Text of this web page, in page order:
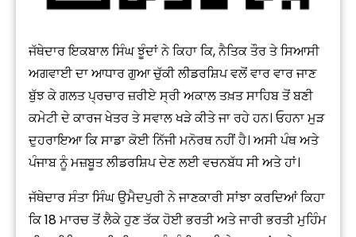
ਜੱਥੇਦਾਰ ਇਕਬਾਲ ਸਿੰਘ ਝੂੰਦਾਂ ਨੇ ਕਿਹਾ ਕਿ, ਨੈਤਿਕ ਤੌਰ ਤੇ ਸਿਆਸੀ
ਅਗਵਾਈ ਦਾ ਆਧਾਰ ਗੁਆ ਚੁੱਕੀ ਲੀਡਰਸ਼ਿਪ ਵਲੋਂ ਵਾਰ ਵਾਰ ਜਾਣ
ਬੁੱਝ ਕੇ ਗਲਤ ਪ੍ਰਚਾਰ ਜ਼ਰੀਏ ਸ੍ਰੀ ਅਕਾਲ ਤਖ਼ਤ ਸਾਹਿਬ ਤੋਂ ਬਣੀ
ਕਮੇਟੀ ਦੇ ਕਾਰਜ ਖੇਤਰ ਤੇ ਸਵਾਲ ਖੜੇ ਕੀਤੇ ਜਾ ਰਹੇ ਹਨ। ਓਹਨਾ ਮੁੜ
ਦੁਹਰਾਇਆ ਕਿ ਸਾਡਾ ਕੋਈ ਨਿੱਜੀ ਮਨੋਰਥ ਨਹੀਂ ਹੈ। ਅਸੀ ਪੰਥ ਅਤੇ
ਪੰਜਾਬ ਨੂੰ ਮਜ਼ਬੂਤ ਲੀਡਰਸ਼ਿਪ ਦੇਣ ਲਈ ਵਚਨਬੱਧ ਸੀ ਅਤੇ ਹਾਂ।
ਜੱਥੇਦਾਰ ਸੰਤਾ ਸਿੰਘ ਉਮੈਦਪੁਰੀ ਨੇ ਜਾਣਕਾਰੀ ਸਾਂਝਾ ਕਰਦਿਆਂ ਕਿਹਾ
ਕਿ 18 ਮਾਰਚ ਤੋਂ ਲੈਕੇ ਹੁਣ ਤੱਕ ਹੋਈ ਭਰਤੀ ਅਤੇ ਜਾਰੀ ਭਰਤੀ ਮੁਹਿੰਮ